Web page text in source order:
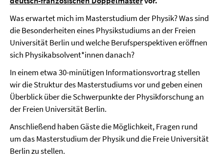
Was erwartet mich im Masterstudium der Physik? Was sind
die Besonderheiten eines Physikstudiums an der Freien
Universität Berlin und welche Berufsperspektiven eröffnen
sich Physikabsolvent*innen danach?
In einem etwa 30-minütigen Informationsvortrag stellen
wir die Struktur des Masterstudiums vor und geben einen
Überblick über die Schwerpunkte der Physikforschung an
der Freien Universität Berlin.
Anschließend haben Gäste die Möglichkeit, Fragen rund
um das Masterstudium der Physik und die Freie Universität
Berlin zu stellen.